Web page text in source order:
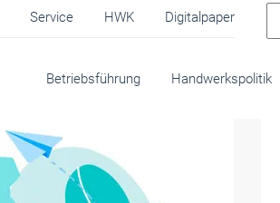
Service HWK Digitalpaper
Betriebsführung Handwerkspolitik